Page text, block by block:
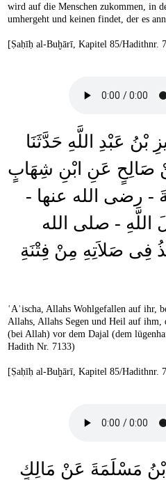
wird auf die Menschen zukommen, in
umhergeht und keinen findet, der es
[Ṣaḥīḥ al-Buḫārī, Kapitel 85/Hadithnr.
بْنُ عَبْدِ اللَّهِ حَدَّثَنَا
صَالِحٍ عَنِ ابْنِ شِهَابٍ
رضى الله عنها -
- صلى الله
فِى صَلاَتِهِ مِنْ فِتْنَةِ
ʿAʾischa, Allahs Wohlgefallen auf ihr,
Allahs, Allahs Segen und Heil auf ihm,
(bei Allah) vor dem Dajal (dem
Hadith Nr. 7133)
[Ṣaḥīḥ al-Buḫārī, Kapitel 85/Hadithnr.
بْنُ مَسْلَمَةَ عَنْ مَالِكٍ